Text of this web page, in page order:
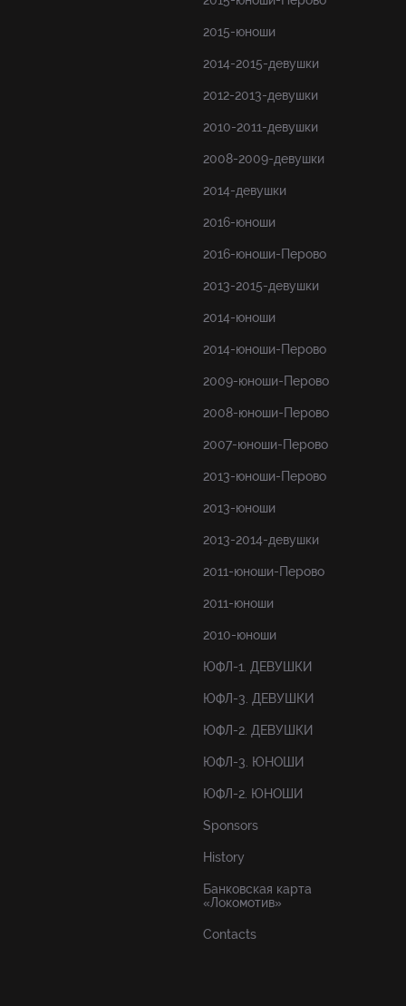
2015-юноши
2014-2015-девушки
2012-2013-девушки
2010-2011-девушки
2008-2009-девушки
2014-девушки
2016-юноши
2016-юноши-Перово
2013-2015-девушки
2014-юноши
2014-юноши-Перово
2009-юноши-Перово
2008-юноши-Перово
2007-юноши-Перово
2013-юноши-Перово
2013-юноши
2013-2014-девушки
2011-юноши-Перово
2011-юноши
2010-юноши
ЮФЛ-1. ДЕВУШКИ
ЮФЛ-3. ДЕВУШКИ
ЮФЛ-2. ДЕВУШКИ
ЮФЛ-3. ЮНОШИ
ЮФЛ-2. ЮНОШИ
Sponsors
History
Банковская карта
«Локомотив»
Contacts